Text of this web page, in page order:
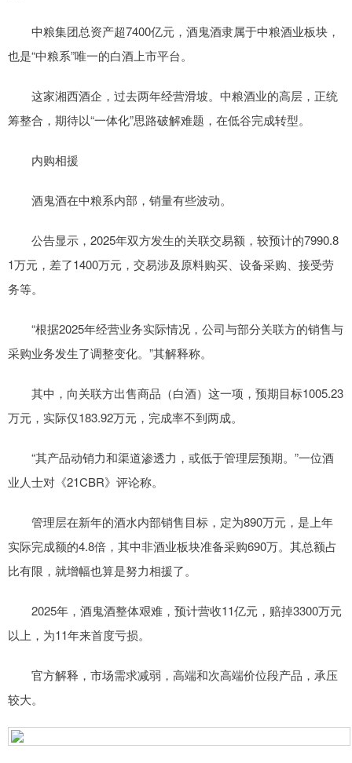
中粮集团总资产超7400亿元，酒鬼酒隶属于中粮酒业板块，
也是“中粮系”唯一的白酒上市平台。
这家湘西酒企，过去两年经营滑坡。中粮酒业的高层，正统
筹整合，期待以“一体化”思路破解难题，在低谷完成转型。
内购相援
酒鬼酒在中粮系内部，销量有些波动。
公告显示，2025年双方发生的关联交易额，较预计的7990.8
1万元，差了1400万元，交易涉及原料购买、设备采购、接受劳
务等。
“根据2025年经营业务实际情况，公司与部分关联方的销售与
采购业务发生了调整变化。”其解释称。
其中，向关联方出售商品（白酒）这一项，预期目标1005.23
万元，实际仅183.92万元，完成率不到两成。
“其产品动销力和渠道渗透力，或低于管理层预期。”一位酒
业人士对《21CBR》评论称。
管理层在新年的酒水内部销售目标，定为890万元，是上年
实际完成额的4.8倍，其中非酒业板块准备采购690万。其总额占
比有限，就增幅也算是努力相援了。
2025年，酒鬼酒整体艰难，预计营收11亿元，赔掉3300万元
以上，为11年来首度亏损。
官方解释，市场需求减弱，高端和次高端价位段产品，承压
较大。